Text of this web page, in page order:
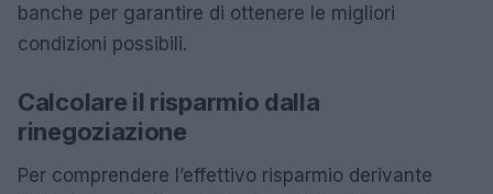
banche per garantire di ottenere le migliori
condizioni possibili.
Calcolare il risparmio dalla
rinegoziazione
Per comprendere l’effettivo risparmio derivante